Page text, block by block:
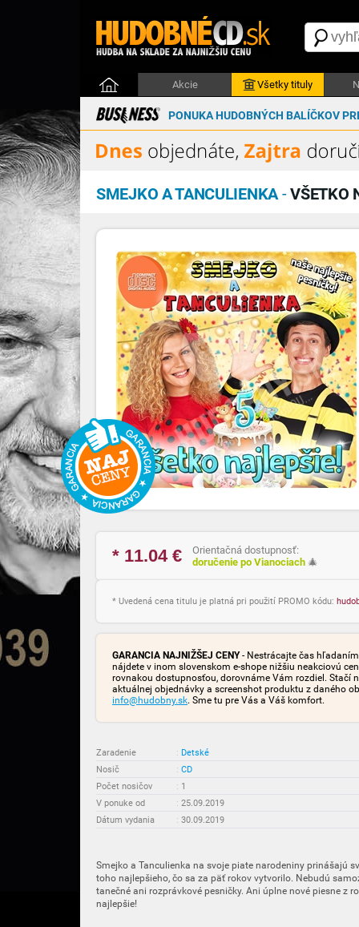
Akcie Všetky tituly
PONUKA HUDOBNÝCH BALÍČKOV
SMEJKO A TANCULIENKA-VŠETKO
* 11.04€
Orientačná dostupnosť:
doručenie po Vianociach 🎄
* Uvedená cena titulu je platná pri použití PROMO kódu:
GARANCIA NAJNIŽŠEJ CENY- Nestrácajte čas
nájdete v inom slovenskom e-shope nižšiu neakciovú
rovnakou dostupnosťou, dorovnáme Vám rozdiel. Stačí
aktuálnej objednávky a screenshot produktu z daného
info@hudobny.sk. Sme tu pre Vás a Váš komfort.
Zaradenie : Detské
Nosič
: CD
Počet nosičov
: 1
V ponuke od
: 25.09.2019
Dátum vydania
: 30.09.2019
Smejko a Tanculienka na svoje piate narodeniny prinášajú
toho najlepšieho, čo sa za päť rokov vytvorilo. Nebudú
tanečné ani rozprávkové pesničky. Ani úplne nové piesne z
najlepšie!